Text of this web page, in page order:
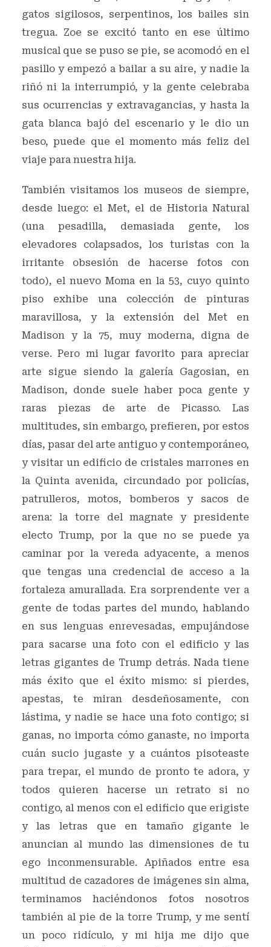
gatos sigilosos, serpentinos, los bailes sin
tregua. Zoe se excitó tanto en ese último
musical que se puso se pie, se acomodó en el
pasillo y empezó a bailar a su aire, y nadie la
riñó ni la interrumpió, y la gente celebraba
sus ocurrencias y extravagancias, y hasta la
gata blanca bajó del escenario y le dio un
beso, puede que el momento más feliz del
viaje para nuestra hija.
También visitamos los museos de siempre,
desde luego: el Met, el de Historia Natural
(una pesadilla, demasiada gente, los
elevadores colapsados, los turistas con la
irritante obsesión de hacerse fotos con
todo), el nuevo Moma en la 53, cuyo quinto
piso exhibe una colección de pinturas
maravillosa, y la extensión del Met en
Madison y la 75, muy moderna, digna de
verse. Pero mi lugar favorito para apreciar
arte sigue siendo la galería Gagosian, en
Madison, donde suele haber poca gente y
raras piezas de arte de Picasso. Las
multitudes, sin embargo, prefieren, por estos
días, pasar del arte antiguo y contemporáneo,
y visitar un edificio de cristales marrones en
la Quinta avenida, circundado por policías,
patrulleros, motos, bomberos y sacos de
arena: la torre del magnate y presidente
electo Trump, por la que no se puede ya
caminar por la vereda adyacente, a menos
que tengas una credencial de acceso a la
fortaleza amurallada. Era sorprendente ver a
gente de todas partes del mundo, hablando
en sus lenguas enrevesadas, empujándose
para sacarse una foto con el edificio y las
letras gigantes de Trump detrás. Nada tiene
más éxito que el éxito mismo: si pierdes,
apestas, te miran desdeñosamente, con
lástima, y nadie se hace una foto contigo; si
ganas, no importa cómo ganaste, no importa
cuán sucio jugaste y a cuántos pisoteaste
para trepar, el mundo de pronto te adora, y
todos quieren hacerse un retrato si no
contigo, al menos con el edificio que erigiste
y las letras que en tamaño gigante le
anuncian al mundo las dimensiones de tu
ego inconmensurable. Apiñados entre esa
multitud de cazadores de imágenes sin alma,
terminamos haciéndonos fotos nosotros
también al pie de la torre Trump, y me sentí
un poco ridículo, y mi hija me dijo que